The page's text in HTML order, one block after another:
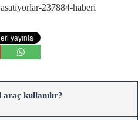
237884-haberi
araç kullanılır?